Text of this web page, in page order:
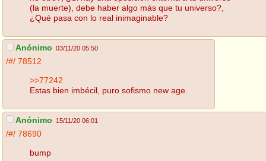
(la muerte), debe haber algo más que tu universo?,
¿Qué pasa con lo real inimaginable?
Anónimo 03/11/20 05:50
/#/ 78512
>>77242
Estas bien imbécil, puro sofismo new age.
Anónimo 15/11/20 06:01
/#/ 78690
bump